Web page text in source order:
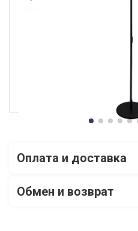
Оплата и доставка
Обмен и возврат